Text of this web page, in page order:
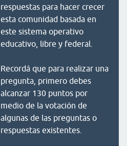
respuestas para hacer crecer
esta comunidad basada en
este sistema operativo
educativo, libre y federal.
Recordá que para realizar una
pregunta, primero debes
alcanzar 130 puntos por
medio de la votación de
algunas de las preguntas o
respuestas existentes.